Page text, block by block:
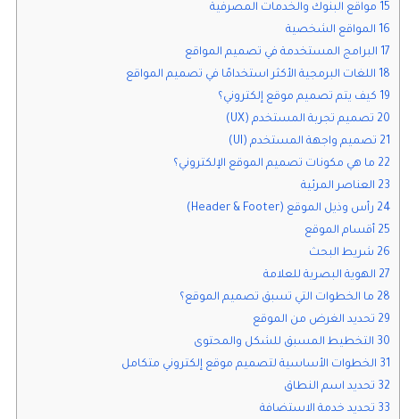
15 مواقع البنوك والخدمات المصرفية
16 المواقع الشخصية
17 البرامج المستخدمة في تصميم المواقع
18 اللغات البرمجية الأكثر استخدامًا في تصميم المواقع
19 كيف يتم تصميم موقع إلكتروني؟
20 تصميم تجربة المستخدم (UX)
21 تصميم واجهة المستخدم (UI)
22 ما هي مكونات تصميم الموقع الإلكتروني؟
23 العناصر المرئية
24 رأس وذيل الموقع (Header & Footer)
25 أقسام الموقع
26 شريط البحث
27 الهوية البصرية للعلامة
28 ما الخطوات التي تسبق تصميم الموقع؟
29 تحديد الغرض من الموقع
30 التخطيط المسبق للشكل والمحتوى
31 الخطوات الأساسية لتصميم موقع إلكتروني متكامل
32 تحديد اسم النطاق
33 تحديد خدمة الاستضافة